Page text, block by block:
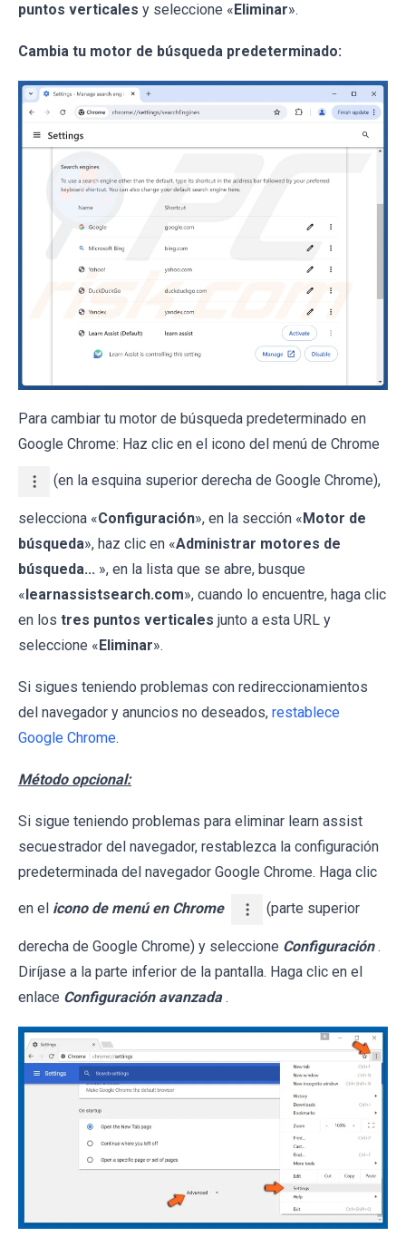
puntos verticales y seleccione «Eliminar».
Cambia tu motor de búsqueda predeterminado:
Para cambiar tu motor de búsqueda predeterminado en
Google Chrome: Haz clic en el icono del menú de Chrome
(en la esquina superior derecha de Google Chrome),
selecciona «Configuración», en la sección «Motor de
búsqueda», haz clic en «Administrar motores de
búsqueda... », en la lista que se abre, busque
«learnassistsearch.com», cuando lo encuentre, haga clic
en los tres puntos verticales junto a esta URL y
seleccione «Eliminar».
Si sigues teniendo problemas con redireccionamientos
del navegador y anuncios no deseados, restablece
Google Chrome.
Método opcional:
Si sigue teniendo problemas para eliminar learn assist
secuestrador del navegador, restablezca la configuración
predeterminada del navegador Google Chrome. Haga clic
en el icono de menú en Chrome (parte superior
derecha de Google Chrome) y seleccione Configuración .
Diríjase a la parte inferior de la pantalla. Haga clic en el
enlace Configuración avanzada .